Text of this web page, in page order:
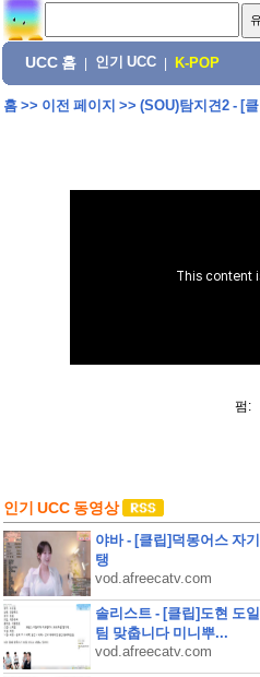
UCC 홈 인기 UCC K-POP
홈>> 이전 페이지 >> (SOU)탐지견2 - [
펌:
인기 UCC 동영상
야바 - [클립]덕몽어스 자
탱
vod.afreecatv.com
솔리스트 - [클립]도현 도
팀 맞춥니다 미니뿌...
vod.afreecatv.com